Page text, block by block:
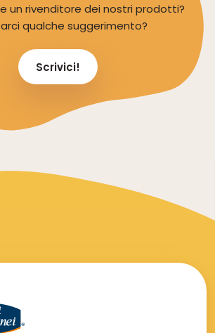
un rivenditore dei nostri prodotti?
qualche suggerimento?
Scrivici!